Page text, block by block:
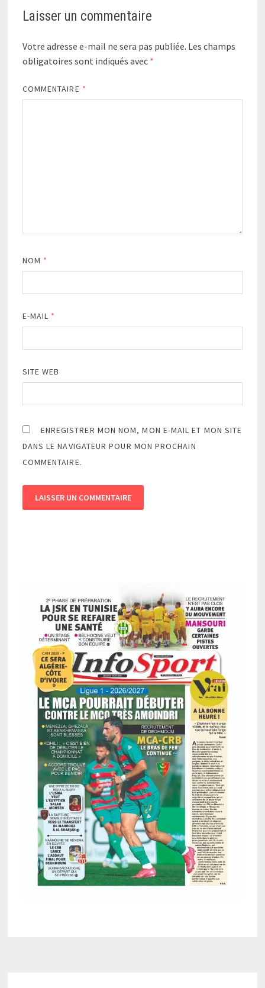
Laisser un commentaire
Votre adresse e-mail ne sera pas publiée. Les champs
obligatoires sont indiqués avec *
COMMENTAIRE *
NOM *
E-MAIL *
SITE WEB
ENREGISTRER MON NOM, MON E-MAIL ET MON SITE
DANS LE NAVIGATEUR POUR MON PROCHAIN
COMMENTAIRE.